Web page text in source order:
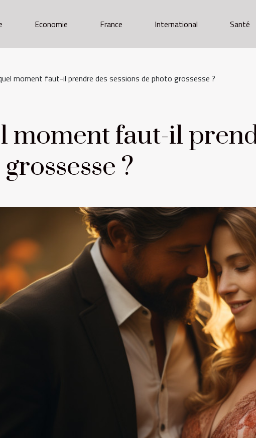
Economie France International Santé
moment faut-il prendre des sessions de photo grossesse ?
moment faut-il
?